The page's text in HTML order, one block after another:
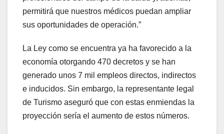
permitirá que nuestros médicos puedan ampliar
sus oportunidades de operación.”
La Ley como se encuentra ya ha favorecido a la
economía otorgando 470 decretos y se han
generado unos 7 mil empleos directos, indirectos
e inducidos. Sin embargo, la representante legal
de Turismo aseguró que con estas enmiendas la
proyección sería el aumento de estos números.